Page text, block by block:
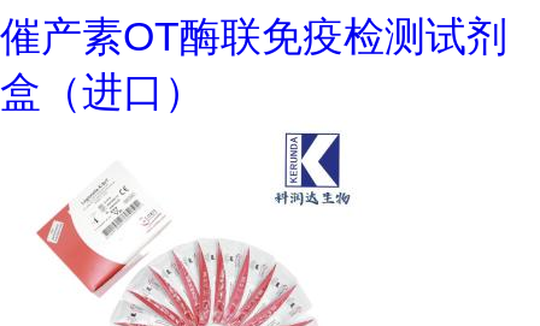
催产素OT酶联免疫检测试剂
盒（进口）